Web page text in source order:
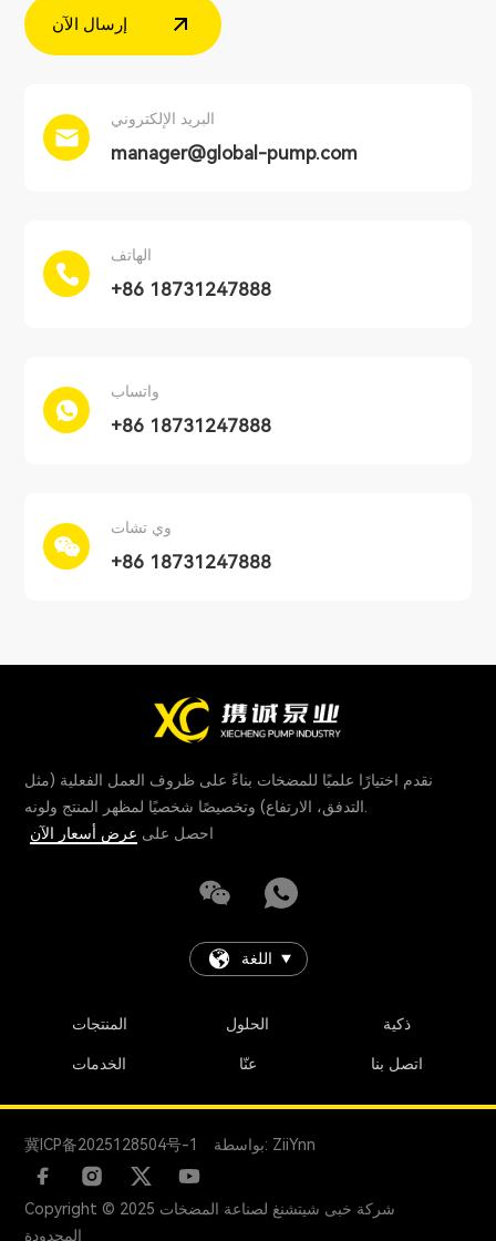
إرسال الآن
البريد الإلكتروني
manager@global-pump.com
الهاتف
+86 18731247888
واتساب
+86 18731247888
وي تشات
+86 18731247888
نقدم اختيارًا علميًا للمضخات بناءً على ظروف العمل الفعلية (مثل
احصل على عرض أسعار الآن
اللغة
المنتجات الحلول ذكية
الخدمات عنّا اتصل بنا
冀ICP备2025128504号-1 بواسطة: ZiiYnn
Copyright © 2025 شركة خبى شيتشنغ لصناعة المضخات
المحدودة